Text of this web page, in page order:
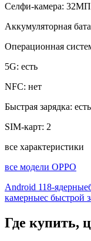
Селфи-камера: 32МП
Аккумуляторная
Операционная
5G: есть
NFC: нет
Быстрая зарядка: есть
SIM-карт: 2
все характеристики
все модели OPPO
Android 118-ядерные
камерныес быстрой
Где купить,